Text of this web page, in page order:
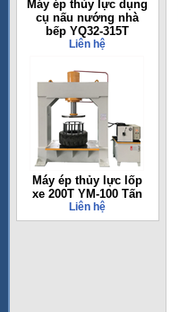
Máy ép thủy lực dụng
cụ nấu nướng nhà
bếp YQ32-315T
Liên hệ
Máy ép thủy lực lốp
xe 200T YM-100 Tấn
Liên hệ